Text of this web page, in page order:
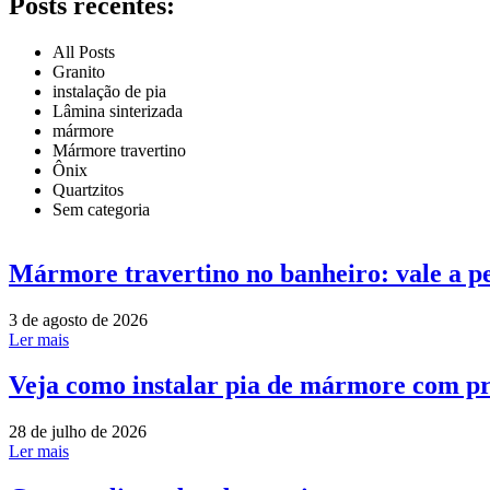
All Posts
Granito
instalação de pia
Lâmina sinterizada
mármore
Mármore travertino
Ônix
Quartzitos
Sem categoria
Mármore travertino no banheiro: vale a
3 de agosto de 2026
Ler mais
Veja como instalar pia de mármore com
28 de julho de 2026
Ler mais